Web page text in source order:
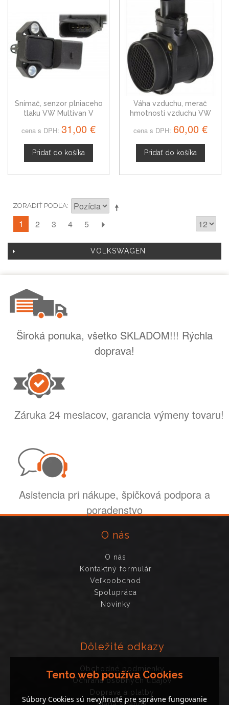
Snímač, senzor plniaceho
tlaku VW Multivan V
cena s DPH: 31,00 €
Pridať do košíka
Váha vzduchu, merač
hmotnosti vzduchu VW
cena s DPH: 60,00 €
Pridať do košíka
ZORADIŤ PODĽA
1 2 3 4 5
VOLKSWAGEN
Široká ponuka, všetko SKLADOM!!! Rýchla
doprava!
Záruka 24 mesiacov, garancia výmeny tovaru!
Asistencia pri nákupe, špičková podpora a
poradenstvo
O nás
O nás
Kontaktný formulár
Veľkoobchod
Spolupráca
Novinky
Dôležité odkazy
Obchodné podmienky
Ochrana osobných údajov
Doprava a platby
Tento web používa Cookies
Súbory Cookies sú nevyhnuté pre správne fungovanie